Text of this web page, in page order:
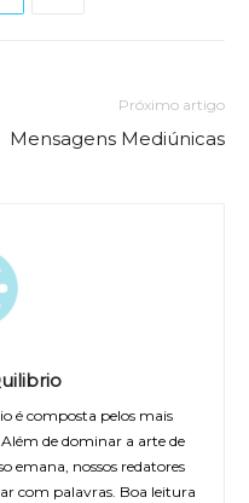
Próximo artigo
Mensagens Mediúnicas
é composta pelos mais
Além de dominar a arte de
emana, nossos redatores
com palavras. Boa leitura